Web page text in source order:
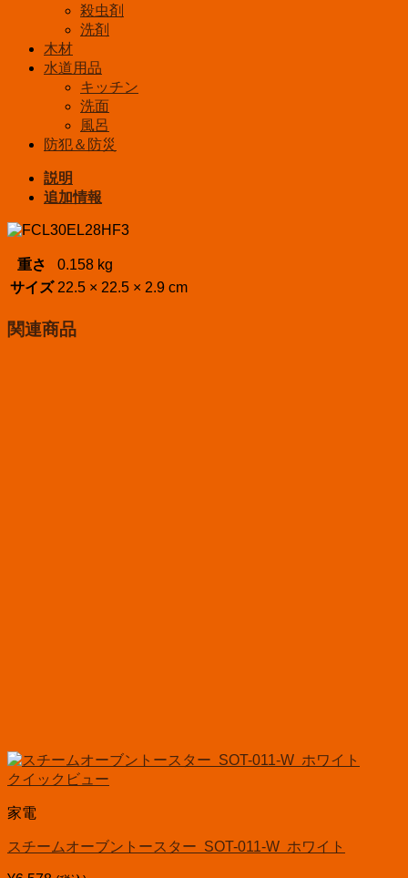
FCL30EL28HF3
殺虫剤
洗剤
木材
水道用品
キッチン
洗面
風呂
防犯＆防災
説明
追加情報
重さ
0.158 kg
サイズ 22.5 × 22.5 × 2.9 cm
関連商品
クイックビュー
家電
スチームオーブントースター SOT-011-W ホワイト